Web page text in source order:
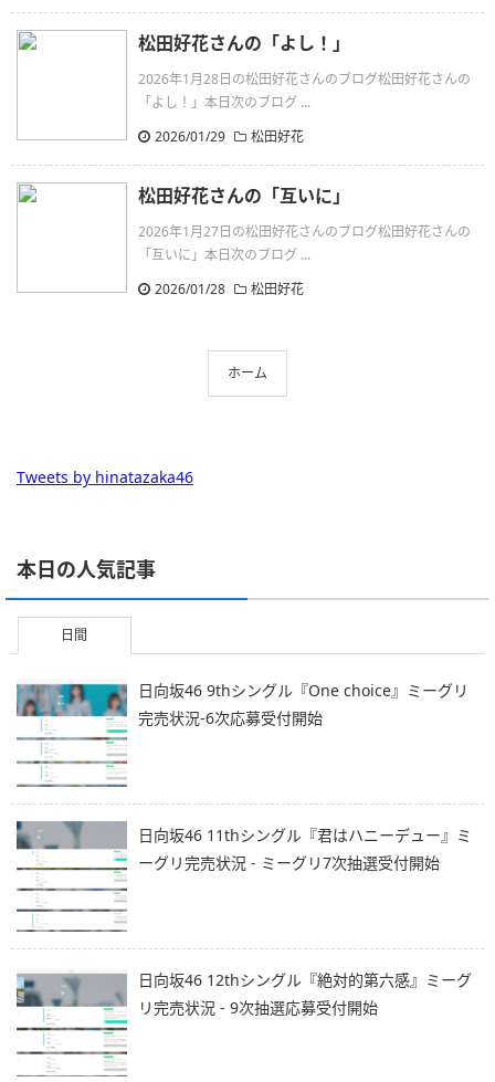
松田好花さんの「よし！」
2026年1月28日の松田好花さんのブログ松田好花さんの
「よし！」本日次のブログ ...
2026/01/29
松田好花
松田好花さんの「互いに」
2026年1月27日の松田好花さんのブログ松田好花さんの
「互いに」本日次のブログ ...
2026/01/28
松田好花
ホーム
Tweets by hinatazaka46
本日の人気記事
日間
日向坂46 9thシングル『One choice』ミーグリ
完売状況-6次応募受付開始
日向坂46 11thシングル『君はハニーデュー』ミ
ーグリ完売状況 - ミーグリ7次抽選受付開始
日向坂46 12thシングル『絶対的第六感』ミーグ
リ完売状況 - 9次抽選応募受付開始